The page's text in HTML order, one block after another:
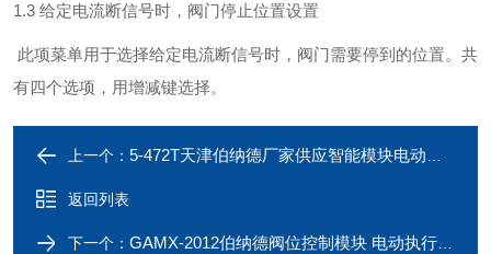
1.3 给定电流断信号时，阀门停止位置设置
此项菜单用于选择给定电流断信号时，阀门需要停到的位置。共
有四个选项，用增减键选择。
上一个： 5-472T天津伯纳德厂家供应智能模块电动执行器配件
返回列表
下一个： GAMX-2012伯纳德阀位控制模块 电动执行器信号反馈